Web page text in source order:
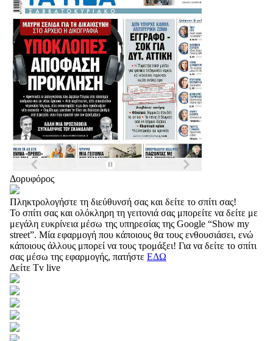
Δορυφόρος
Πληκτρολογήστε τη διεύθυνσή σας και δείτε το σπίτι σας!
Το σπίτι σας και ολόκληρη τη γειτονιά σας μπορείτε να δείτε με
μεγάλη ευκρίνεια μέσω της υπηρεσίας της Google “Show my
street”. Μία εφαρμογή που κάποιους θα τους ενθουσιάσει, ενώ
κάποιους άλλους μπορεί να τους τρομάξει! Για να δείτε το σπίτι
σας μέσω της εφαρμογής, πατήστε ΕΔΩ
Δείτε Tv live